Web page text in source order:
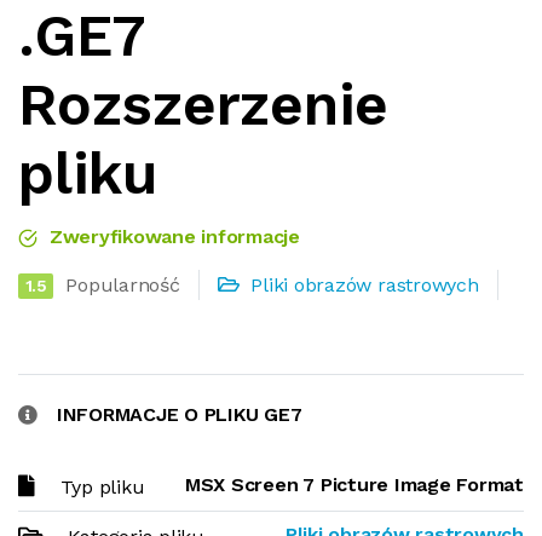
.GE7
Rozszerzenie
pliku
Zweryfikowane informacje
1.5 Popularność Pliki obrazów rastrowych
INFORMACJE O PLIKU GE7
Typ pliku MSX Screen 7 Picture Image Format